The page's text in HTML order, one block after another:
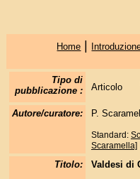
Home |
Tipo di
pubblicazione :
Articolo
Autore/curatore:
P.
Standard:
Scaramella]
Titolo: Valdesi di